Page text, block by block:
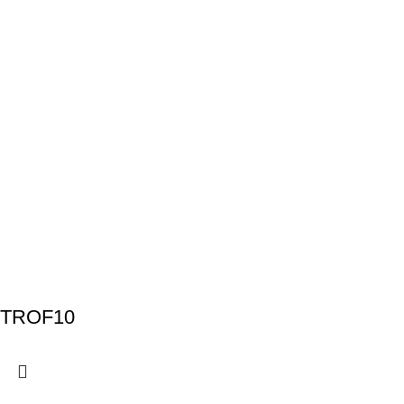
TROF10